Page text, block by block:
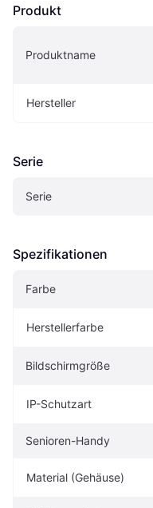
Produkt
Produktname
Hersteller
Serie
Serie
Spezifikationen
Farbe
Herstellerfarbe
Bildschirmgröße
IP-Schutzart
Senioren-Handy
Material (Gehäuse)